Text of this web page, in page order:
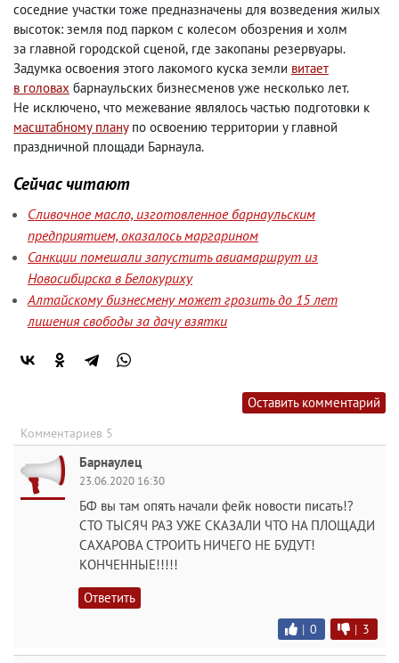
соседние участки тоже предназначены для возведения жилых
высоток: земля под парком с колесом обозрения и холм
за главной городской сценой, где закопаны резервуары.
Задумка освоения этого лакомого куска земли витает
в головах барнаульских бизнесменов уже несколько лет.
Не исключено, что межевание являлось частью подготовки к
масштабному планупо освоению территории у главной
праздничной площади Барнаула.
Сейчас читают
Сливочное масло, изготовленное барнаульским
предприятием, оказалось маргарином
Санкции помешали запустить авиамаршрут из
Новосибирска в Белокуриху
Алтайскому бизнесмену может грозить до 15 лет
лишения свободы за дачу взятки
Оставить комментарий
Комментариев 5
Барнаулец
23.06.2020 16:30
БФ вы там опять начали фейк новости писать!?
СТО ТЫСЯЧ РАЗ УЖЕ СКАЗАЛИ ЧТО НА ПЛОЩАДИ
САХАРОВА СТРОИТЬ НИЧЕГО НЕ БУДУТ!
КОНЧЕННЫЕ!!!!!
Ответить
| 0 | 3